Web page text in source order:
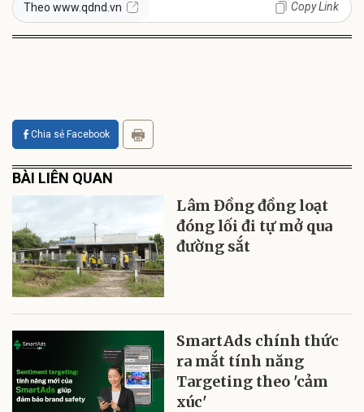
Theo www.qdnd.vn Copy Link
Chia sẻ Facebook
BÀI LIÊN QUAN
Lâm Đồng đồng loạt
đóng lối đi tự mở qua
đường sắt
SmartAds chính thức
ra mắt tính năng
Targeting theo 'cảm
xúc'